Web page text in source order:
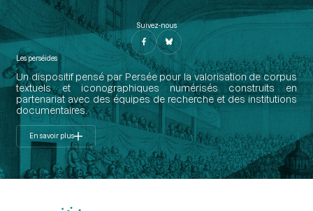
Suivez-nous
Les perséides
Un dispositif pensé par Persée pour la valorisation de corpus
textuels et iconographiques numérisés construits en
partenariat avec des équipes de recherche et des institutions
documentaires.
En savoir plus